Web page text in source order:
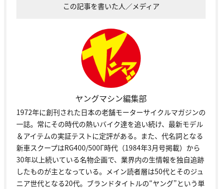
この記事を書いた人／メディア
ヤングマシン編集部
1972年に創刊された日本の老舗モーターサイクルマガジンの
一誌。常にその時代の熱いバイク達を追い続け、最新モデル
＆アイテムの実証テストに定評がある。また、代名詞となる
新車スクープはRG400/500Γ時代（1984年3月号掲載）から
30年以上続いている名物企画で、業界内の生情報を独自追跡
したものが主となっている。メイン読者層は50代とそのジュ
ニア世代となる20代。ブランドタイトルの“ヤング”という単